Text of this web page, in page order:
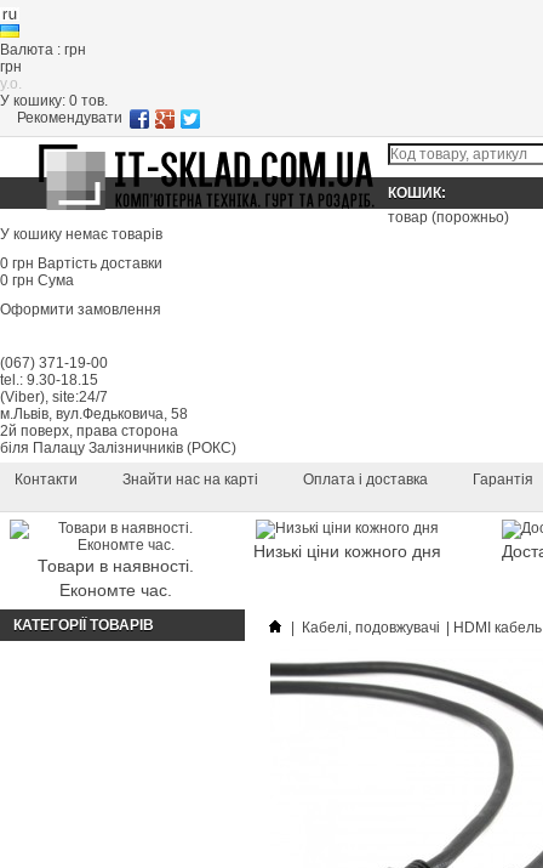
Валюта : грн
грн
y.o.
У кошику: 0 тов.
Рекомендувати
КОШИК:
товар (порожньо)
У кошику немає товарів
0 грн Вартість доставки
0 грн Сума
Оформити замовлення
(067) 371-19-00
tel.: 9.30-18.15
(Viber), site:24/7
м.Львів, вул.Федьковича, 58
2й поверх, права сторона
біля Палацу Залізничників (РОКС)
Контакти
Знайти нас на карті Оплата і доставка Гарантія
Товари в наявності.
Економте час.
Низькі ціни кожного дня
КАТЕГОРІЇ ТОВАРІВ Кабелі, подовжувачі HDMI кабель